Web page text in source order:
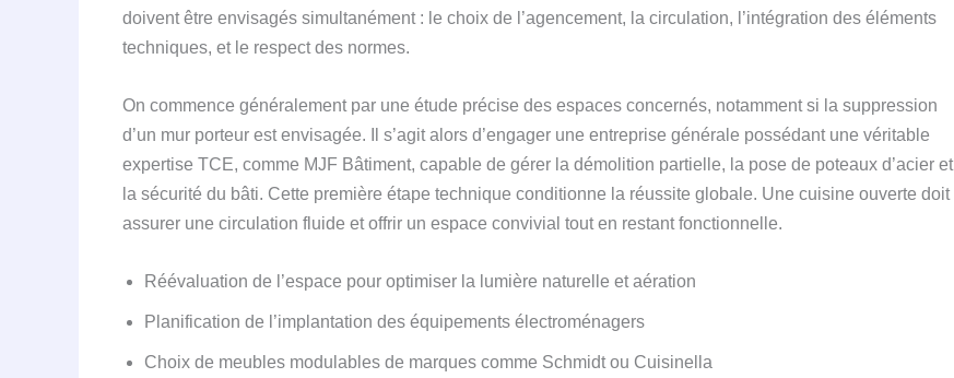
doivent être envisagés simultanément : le choix de l’agencement, la circulation, l’intégration des éléments
techniques, et le respect des normes.
On commence généralement par une étude précise des espaces concernés, notamment si la suppression
d’un mur porteur est envisagée. Il s’agit alors d’engager une entreprise générale possédant une véritable
expertise TCE, comme MJF Bâtiment, capable de gérer la démolition partielle, la pose de poteaux d’acier et
la sécurité du bâti. Cette première étape technique conditionne la réussite globale. Une cuisine ouverte doit
assurer une circulation fluide et offrir un espace convivial tout en restant fonctionnelle.
Réévaluation de l’espace pour optimiser la lumière naturelle et aération
Planification de l’implantation des équipements électroménagers
Choix de meubles modulables de marques comme Schmidt ou Cuisinella